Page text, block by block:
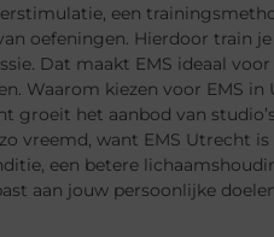
een
oefeningen. Hierdoor train
Dat maakt EMS ideaal
Waarom kiezen voor EMS
groeit het aanbod van
vreemd, want EMS Utrecht
een betere
aan jouw persoonlijke